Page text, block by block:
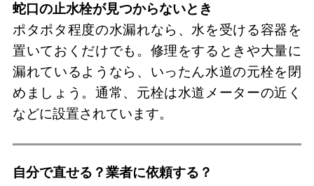
蛇口の止水栓が見つからないとき
ポタポタ程度の水漏れなら、水を受ける容器を
置いておくだけでも。修理をするときや大量に
漏れているようなら、いったん水道の元栓を閉
めましょう。通常、元栓は水道メーターの近く
などに設置されています。
自分で直せる？業者に依頼する？